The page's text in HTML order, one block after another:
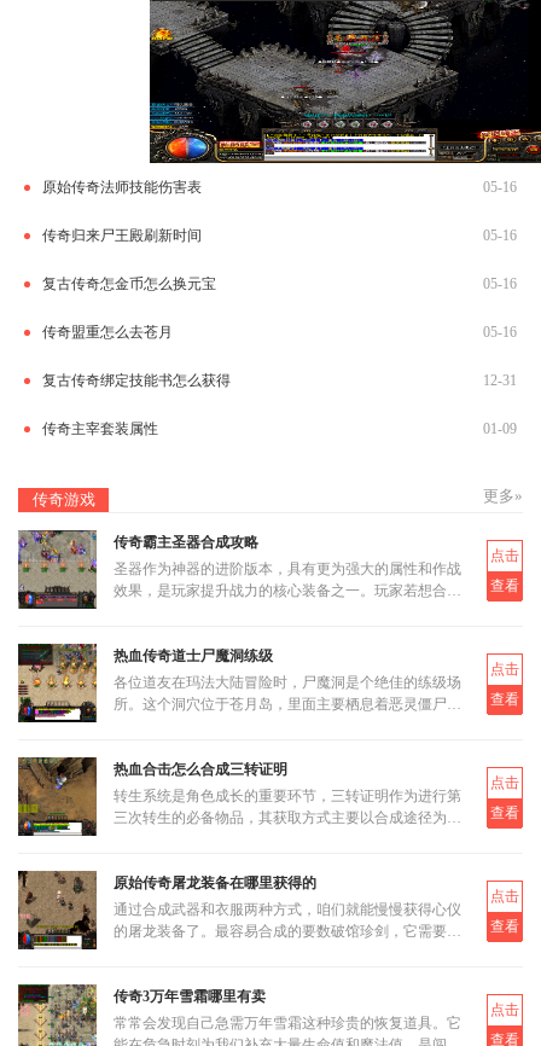
原始传奇法师技能伤害表 05-16
传奇归来尸王殿刷新时间 05-16
复古传奇怎金币怎么换元宝 05-16
传奇盟重怎么去苍月 05-16
复古传奇绑定技能书怎么获得 12-31
传奇主宰套装属性 01-09
传奇游戏 更多»
传奇霸主圣器合成攻略
圣器作为神器的进阶版本，具有更为强大的属性和作战
效果，是玩家提升战力的核心装备之一。玩家若想合成
点击
查看
热血传奇道士尸魔洞练级
各位道友在玛法大陆冒险时，尸魔洞是个绝佳的练级场
所。这个洞穴位于苍月岛，里面主要栖息着恶灵僵尸和
点击
查看
热血合击怎么合成三转证明
转生系统是角色成长的重要环节，三转证明作为进行第
三次转生的必备物品，其获取方式主要以合成途径为
点击
查看
原始传奇屠龙装备在哪里获得的
通过合成武器和衣服两种方式，咱们就能慢慢获得心仪
的屠龙装备了。最容易合成的要数破馆珍剑，它需要的
点击
查看
传奇3万年雪霜哪里有卖
常常会发现自己急需万年雪霜这种珍贵的恢复道具。它
点击
查看